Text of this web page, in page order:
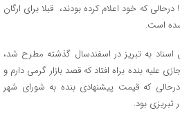
که خود اعلام کرده بودند، قبلا برای ارگان
است.
به تبریز در اسفندسال گذشته مطرح شد،
بنده براه افتاد که قصد بازار گرمی دارم و
که قیمت پیشنهادی بنده به شورای شهر
بود.